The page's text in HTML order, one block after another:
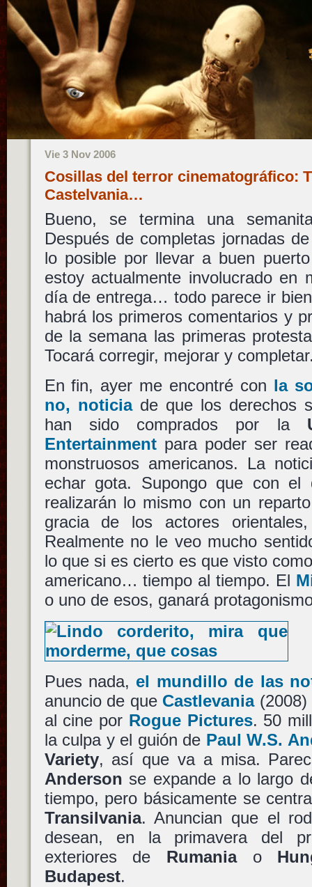
Vie 3 Nov 2006
Cosillas del terror cinematográfico:
Castelvania…
Bueno, se termina una
Después de completas jornadas
lo posible por llevar a buen
estoy actualmente involucrado en
día de entrega… todo parece ir
habrá los primeros comentarios y
de la semana las primeras
Tocará corregir, mejorar y
En fin, ayer me encontré con la
no, noticiade que los derechos
han sido comprados por la
Entertainmentpara poder ser
monstruosos americanos. La
echar gota. Supongo que con el
realizarán lo mismo con un
gracia de los actores
Realmente no le veo mucho
lo que si es cierto es que visto
americano… tiempo al tiempo. El
o uno de esos, ganará
Pues nada, el mundillo de las
anuncio de que Castlevania(2008)
al cine por Rogue Pictures. 50
la culpa y el guión de Paul W.S.
Variety, así que va a misa.
Anderson se expande a lo largo
tiempo, pero básicamente se
Transilvania. Anuncian que el
desean, en la primavera del
exteriores de Rumaniao
Budapest.